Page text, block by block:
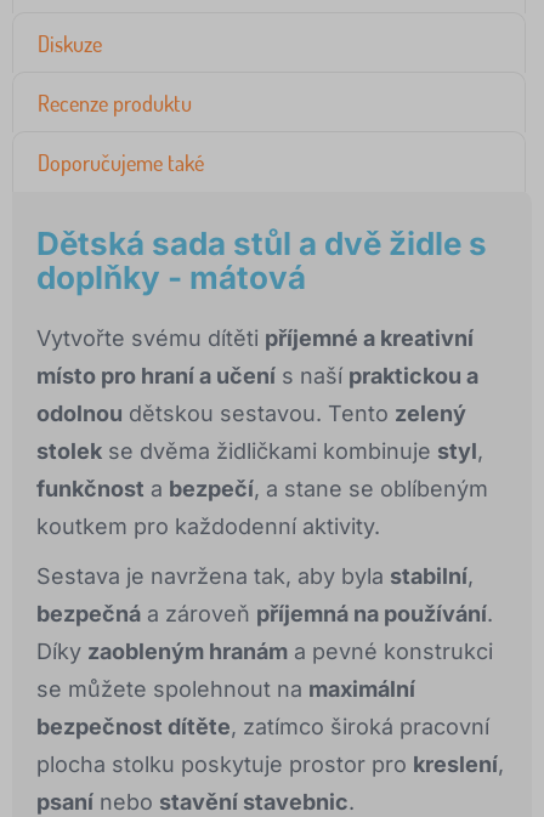
Diskuze
Recenze produktu
Doporučujeme také
Dětská sada stůl a dvě židle s
doplňky - mátová
Vytvořte svému dítěti příjemné a kreativní
místo pro hraní a učení s naší praktickou a
odolnou dětskou sestavou. Tento zelený
stolek se dvěma židličkami kombinuje styl,
funkčnost a bezpečí, a stane se oblíbeným
koutkem pro každodenní aktivity.
Sestava je navržena tak, aby byla stabilní,
bezpečná a zároveň příjemná na používání.
Díky zaobleným hranám a pevné konstrukci
se můžete spolehnout na maximální
bezpečnost dítěte, zatímco široká pracovní
plocha stolku poskytuje prostor pro kreslení,
psaní nebo stavění stavebnic.